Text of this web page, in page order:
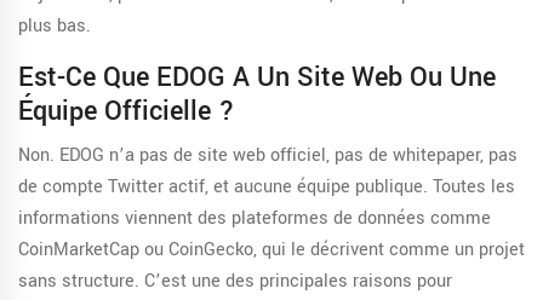
plus bas.
Est-Ce Que EDOG A Un Site Web Ou Une
Équipe Officielle ?
Non. EDOG n’a pas de site web officiel, pas de whitepaper, pas
de compte Twitter actif, et aucune équipe publique. Toutes les
informations viennent des plateformes de données comme
CoinMarketCap ou CoinGecko, qui le décrivent comme un projet
sans structure. C’est une des principales raisons pour